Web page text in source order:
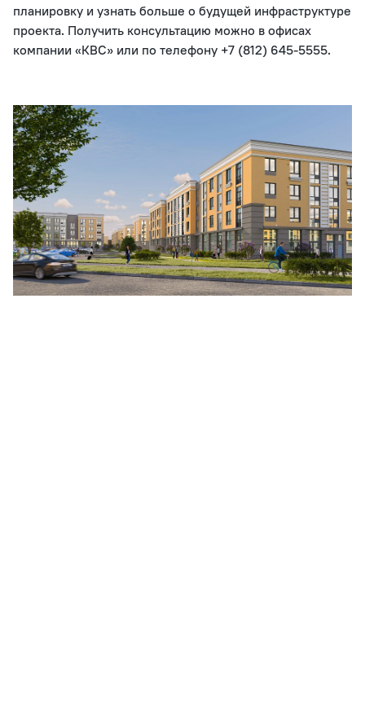
планировку и узнать больше о будущей инфраструктуре
проекта. Получить консультацию можно в офисах
компании «КВС» или по телефону +7 (812) 645-5555.